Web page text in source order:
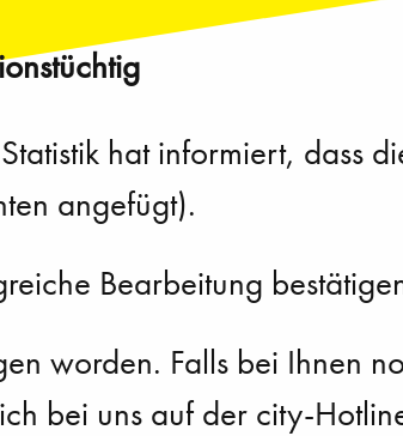
hat informiert, dass
angefügt).
Bearbeitung
worden. Falls bei Ihnen
bei uns auf der city-